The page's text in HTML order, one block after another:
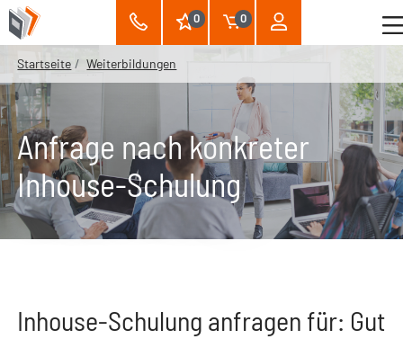
0 0
Startseite Weiterbildungen
Anfrage nach konkreter
Inhouse-Schulung
Inhouse-Schulung anfragen für: Gut